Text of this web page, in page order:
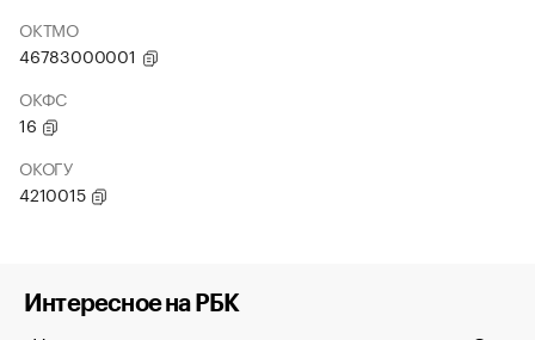
ОКТМО
46783000001
ОКФС
16
ОКОГУ
4210015
Интересное на РБК